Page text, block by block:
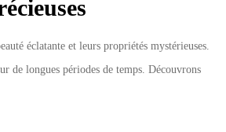
éclatante et leurs propriétés mystérieuses.
de longues périodes de temps. Découvrons